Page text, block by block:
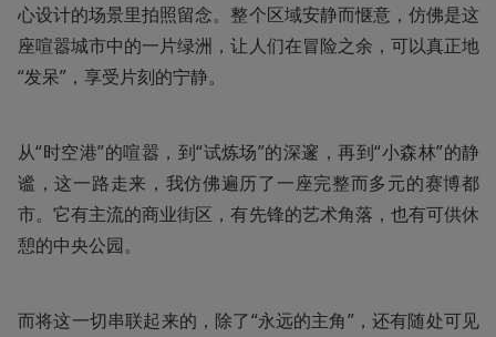
心设计的场景里拍照留念。整个区域安静而惬意，仿佛是这
座喧嚣城市中的一片绿洲，让人们在冒险之余，可以真正地
“发呆”，享受片刻的宁静。
从“时空港”的喧嚣，到“试炼场”的深邃，再到“小森林”的静
谧，这一路走来，我仿佛遍历了一座完整而多元的赛博都
市。它有主流的商业街区，有先锋的艺术角落，也有可供休
憩的中央公园。
而将这一切串联起来的，除了“永远的主角”，还有随处可见